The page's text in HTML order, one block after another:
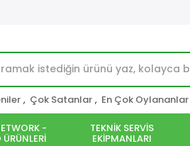
, Çok Satanlar , En Çok Oylananlar
- TEKNİK SERVİS
EKİPMANLARI